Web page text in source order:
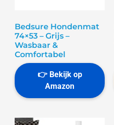
Bedsure Hondenmat
74×53 – Grijs –
Wasbaar &
Comfortabel